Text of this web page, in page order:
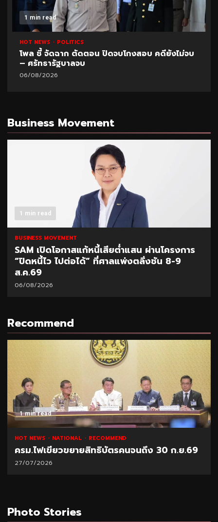
1 min read
HOT NEWS POLITICS
โพล ชี้ จัดฉาก ตัดตอน ปิดจบโกงสอบ คดียังไม่จบ
– ศรัทธารัฐบาลจบ
06/08/2026
Business Movement
1 min read
BUSINESS MOVEMENT
SAM เปิดโอกาสแก้หนี้เสียต่ำแสน ผ่านโครงการ
“ปิดหนี้ไว ไปต่อได้” ที่ศาลแพ่งตลิ่งชัน 8-9
ส.ค.69
06/08/2026
Recommend
1 min read
HOT NEWS NATIONAL RECOMMEND
ครม.ไฟเขียวขยายสิทธิบัตรคนจนถึง 30 ก.ย.69
27/07/2026
Photo Stories